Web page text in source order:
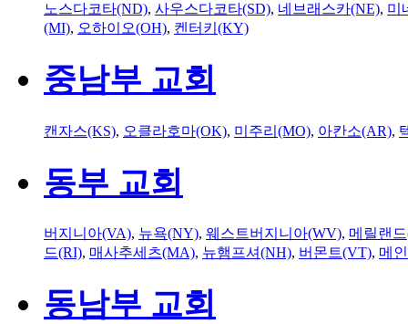
노스다코타(ND), 사우스다코타(SD), 네브래스카(NE), 미
(MI), 오하이오(OH), 켄터키(KY)
중남부 교회
캔자스(KS), 오클라호마(OK), 미주리(MO), 아칸소(AR),
동부 교회
버지니아(VA), 뉴욕(NY), 웨스트버지니아(WV), 메릴랜
드(RI), 매사추세츠(MA), 뉴햄프셔(NH), 버몬트(VT), 메
동남부 교회